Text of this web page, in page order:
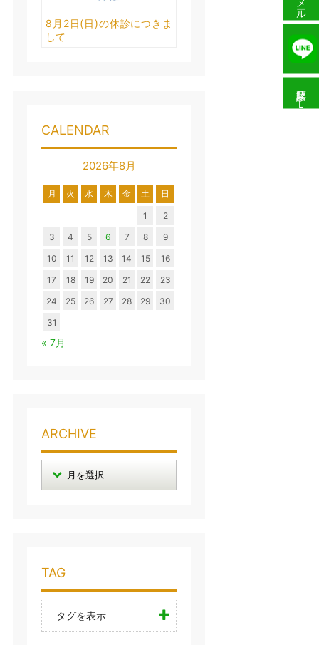
8月2日(日)の休診につきま
して
CALENDAR
2026年8月
月 火 水 木 金 土 日
1
2
3
4 5 6 7 8
9
10
11 12 13 14 15
16
17
18 19 20 21 22
23
24
25 26 27 28 29
30
31
« 7月
ARCHIVE
TAG
タグを表示
問診票ＤＬ